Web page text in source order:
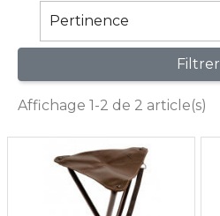
Pertinence
Filtrer
Affichage 1-2 de 2 article(s)